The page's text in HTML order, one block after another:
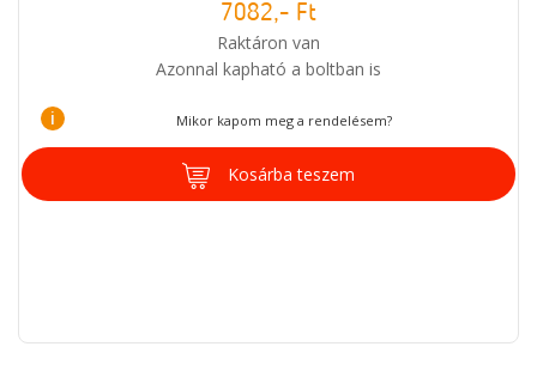
7082,- Ft
Raktáron van
Azonnal kapható a boltban is
i Mikor kapom meg a rendelésem?
Kosárba teszem